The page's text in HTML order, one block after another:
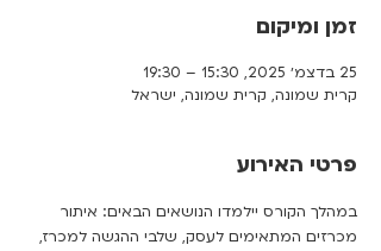
זמן ומיקום
25 בדצמ׳ 2025, 15:30 – 19:30
קרית שמונה, קרית שמונה, ישראל
פרטי האירוע
במהלך הקורס יילמדו הנושאים הבאים: איתור
מכרזים המתאימים לעסק, שלבי ההגשה למכרז,